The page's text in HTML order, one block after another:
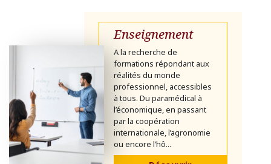
Enseignement
A la recherche de
formations répondant aux
réalités du monde
professionnel, accessibles
à tous. Du paramédical à
l’économique, en passant
par la coopération
internationale, l’agronomie
ou encore l’hô...